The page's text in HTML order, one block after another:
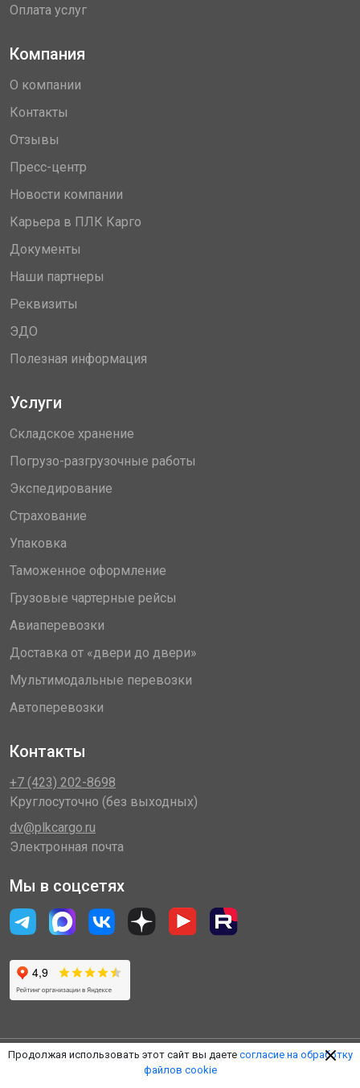
Оплата услуг
Компания
О компании
Контакты
Отзывы
Пресс-центр
Новости компании
Карьера в ПЛК Карго
Документы
Наши партнеры
Реквизиты
ЭДО
Полезная информация
Услуги
Складское хранение
Погрузо-разгрузочные работы
Экспедирование
Страхование
Упаковка
Таможенное оформление
Грузовые чартерные рейсы
Авиаперевозки
Доставка от «двери до двери»
Мультимодальные перевозки
Автоперевозки
Контакты
+7 (423) 202-8698
Круглосуточно (без выходных)
dv@plkcargo.ru
Электронная почта
Мы в соцсетях
© 2014 - 2026 «Пулковская Логистическая Компания»
Продолжая использовать этот сайт вы даете согласие на обработку
файлов cookie